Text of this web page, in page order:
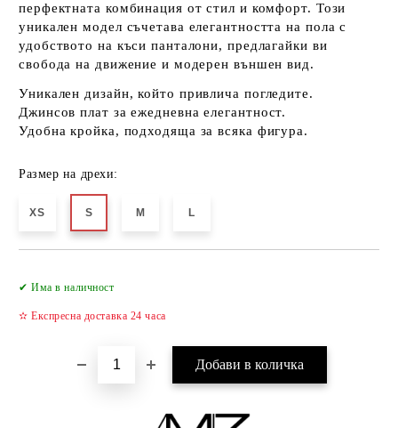
перфектната комбинация от стил и комфорт. Този
уникален модел съчетава елегантността на пола с
удобството на къси панталони, предлагайки ви
свобода на движение и модерен външен вид.
Уникален дизайн, който привлича погледите.
Джинсов плат за ежедневна елегантност.
Удобна кройка, подходяща за всяка фигура.
Размер на дрехи:
XS S M L
✔ Има в наличност
✫ Експресна доставка 24 часа